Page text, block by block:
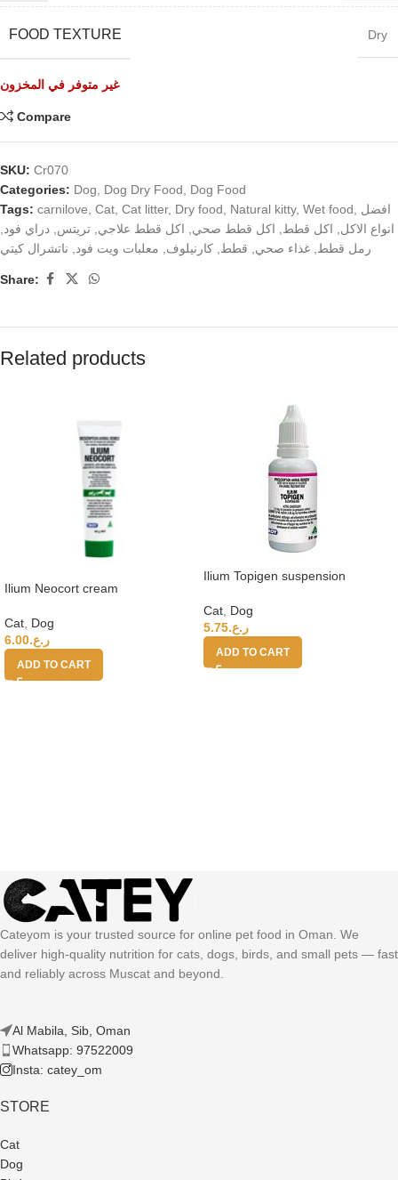
FOOD TEXTURE Dry
غير متوفر في المخزون
Compare
SKU: Cr070
Categories: Dog Dog Dry Food
Dog Food
Tags: carnilove Cat Cat litter, Dry food Natural kitty, Wet food
افضل
انواع الاكل
اكل قطط اكل قطط صحي اكل قطط علاجي تريتس دراي فود
رمل قطط غذاء صحي قطط كارنيلوف معلبات ويت فود ناتشرال كيتي
Share:
Related products
Ilium Neocort cream
Cat Dog
ر.ع.6.00
ADD TO CART
Ilium Topigen suspension
Cat Dog
ر.ع.5.75
ADD TO CART
Cateyom is your trusted source for online pet food in Oman. We
deliver high-quality nutrition for cats, dogs, birds, and small pets — fast
and reliably across Muscat and beyond.
Al Mabila, Sib, Oman
Whatsapp: 97522009
Insta: catey_om
STORE
Cat
Dog